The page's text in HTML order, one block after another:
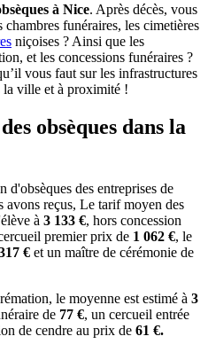
à Nice. Après décès, vous
funéraires, les cimetières
niçoises ? Ainsi que les
et les concessions funéraires ?
vous faut sur les infrastructures
la ville et à proximité !
obsèques dans la
d'obsèques des entreprises de
avons reçus, Le tarif moyen des
à 3 133 €, hors concession
premier prix de 1 062 €, le
€ et un maître de cérémonie de
le moyenne est estimé à 3
de 77 €, un cercueil entrée
de cendre au prix de 61 €.